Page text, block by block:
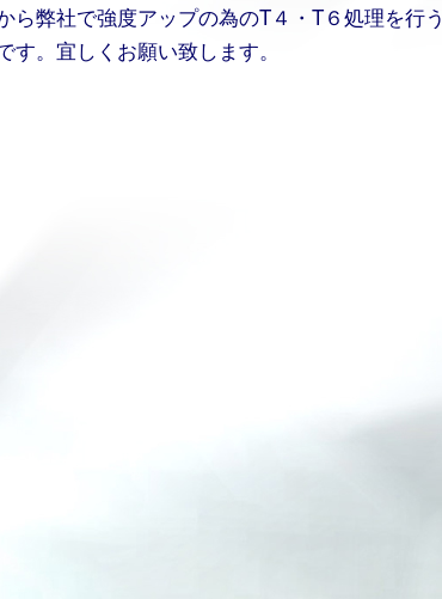
弊社で強度アップの為のT４・T６処理を行う
。宜しくお願い致します。